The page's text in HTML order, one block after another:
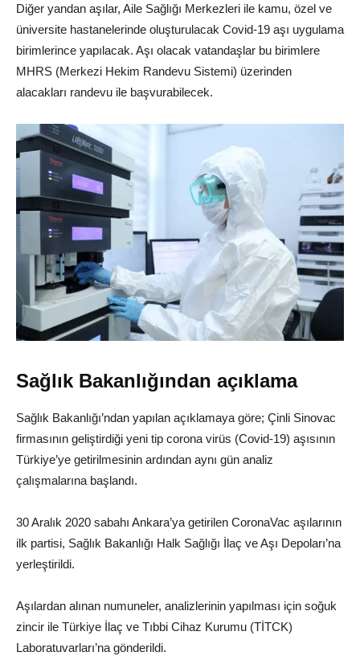
Diğer yandan aşılar, Aile Sağlığı Merkezleri ile kamu, özel ve
üniversite hastanelerinde oluşturulacak Covid-19 aşı uygulama
birimlerince yapılacak. Aşı olacak vatandaşlar bu birimlere
MHRS (Merkezi Hekim Randevu Sistemi) üzerinden
alacakları randevu ile başvurabilecek.
Sağlık Bakanlığından açıklama
Sağlık Bakanlığı’ndan yapılan açıklamaya göre; Çinli Sinovac
firmasının geliştirdiği yeni tip corona virüs (Covid-19) aşısının
Türkiye’ye getirilmesinin ardından aynı gün analiz
çalışmalarına başlandı.
30 Aralık 2020 sabahı Ankara’ya getirilen CoronaVac aşılarının
ilk partisi, Sağlık Bakanlığı Halk Sağlığı İlaç ve Aşı Depoları’na
yerleştirildi.
Aşılardan alınan numuneler, analizlerinin yapılması için soğuk
zincir ile Türkiye İlaç ve Tıbbi Cihaz Kurumu (TİTCK)
Laboratuvarları’na gönderildi.